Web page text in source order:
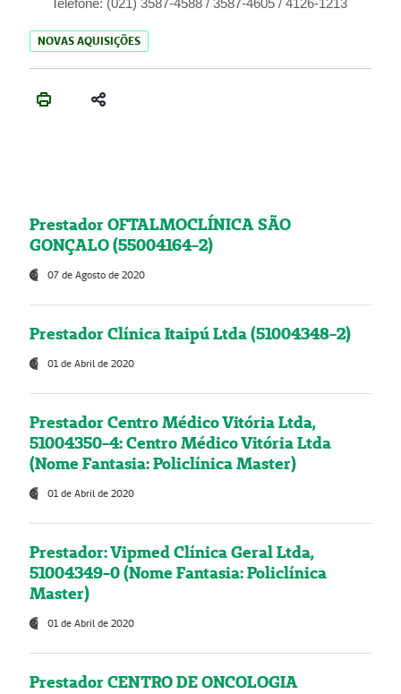
Telefone: (021) 3587-4588 / 3587-4605 / 4126-1213
NOVAS AQUISIÇÕES
Prestador OFTALMOCLÍNICA SÃO
GONÇALO (55004164-2)
07 de Agosto de 2020
Prestador Clínica Itaipú Ltda (51004348-2)
01 de Abril de 2020
Prestador Centro Médico Vitória Ltda,
51004350-4: Centro Médico Vitória Ltda
(Nome Fantasia: Policlínica Master)
01 de Abril de 2020
Prestador: Vipmed Clínica Geral Ltda,
51004349-0 (Nome Fantasia: Policlínica
Master)
01 de Abril de 2020
Prestador CENTRO DE ONCOLOGIA